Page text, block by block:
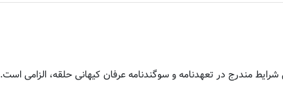
مندرج در تعهدنامه و سوگندنامه عرفان کیهانی حلقه، الزامی است.